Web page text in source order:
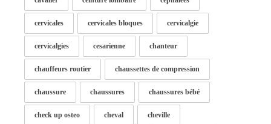
cervicales cervicales bloques cervicalgie
cervicalgies cesarienne chanteur
chauffeurs routier chaussettes de compression
chaussure chaussures chaussures bébé
check up osteo cheval cheville